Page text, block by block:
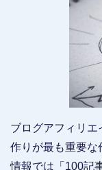
ブログアフィリ
作りが最も重要な
情報では「100記